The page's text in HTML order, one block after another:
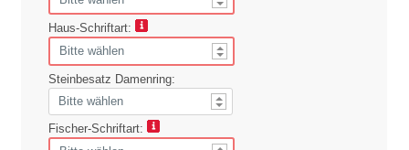
Haus-Schriftart:
Steinbesatz Damenring:
Fischer-Schriftart: